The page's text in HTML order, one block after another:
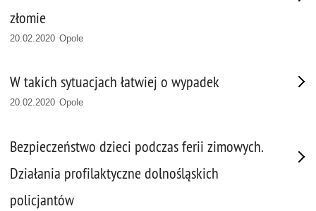
złomie
20.02.2020 Opole
W takich sytuacjach łatwiej o wypadek
20.02.2020 Opole
Bezpieczeństwo dzieci podczas ferii zimowych.
Działania profilaktyczne dolnośląskich
policjantów